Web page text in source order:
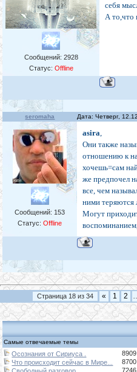
Сообщений: 2928
Статус: Offline
себя
А то,что
seromaha Дата: Четверг,
Сообщений: 153
Статус:Offline
asira,
Они также
отношению к
хочешь=сам
же предпочел
все, чем
ними
Могут
Страница 18из 34 « 1 2
Самые отвечаемые темы
Осознания от Сириуса .
8909
Что происходит сейчас в Мире...
8700
7246